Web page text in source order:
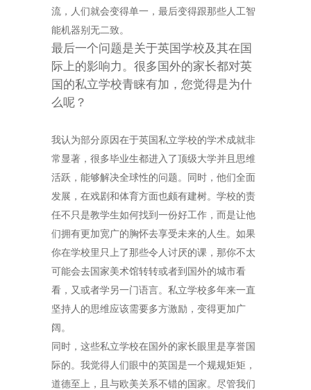
流，人们就会变得单一，最后变得跟那些人工智
能机器别无二致。
最后一个问题是关于英国学校及其在国
际上的影响力。很多国外的家长都对英
国的私立学校青睐有加，您觉得是为什
么呢？
我认为部分原因在于英国私立学校的学术成就非
常显著，很多毕业生都进入了顶级大学并且思维
活跃，能够解决全球性的问题。同时，他们全面
发展，在戏剧和体育方面也颇有建树。学校的责
任不只是教学生如何找到一份好工作，而是让他
们拥有更加宽广的胸怀去享受未来的人生。如果
你在学校里只上了那些令人讨厌的课，那你不太
可能会去国家美术馆转转或者到国外的城市看
看，又或者学另一门语言。私立学校多年来一直
坚持人的思维应该需要多方激励，变得更加广
阔。
同时，这些私立学校在国外的家长眼里是享誉国
际的。我觉得人们眼中的英国是一个规规矩矩，
道德至上，且与欧美关系不错的国家。尽管我们